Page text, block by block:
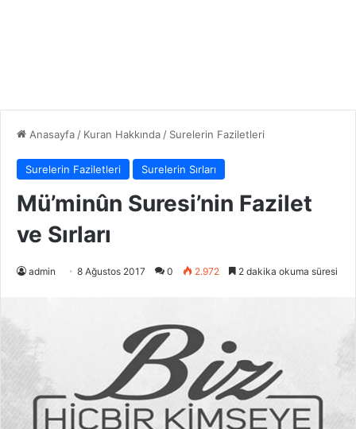
Anasayfa/ Kuran Hakkında/ Surelerin Faziletleri
Surelerin Faziletleri Surelerin Sırları
Mü’minûn Suresi’nin Fazilet
ve Sırları
admin 8 Ağustos 2017 0 2.972 2 dakika okuma süresi